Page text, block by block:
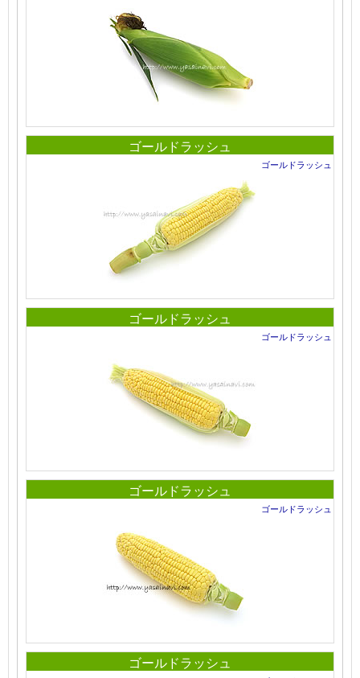
ゴールドラッシュ
ゴールドラッシュ
ゴールドラッシュ
ゴールドラッシュ
ゴールドラッシュ
ゴールドラッシュ
ゴールドラッシュ